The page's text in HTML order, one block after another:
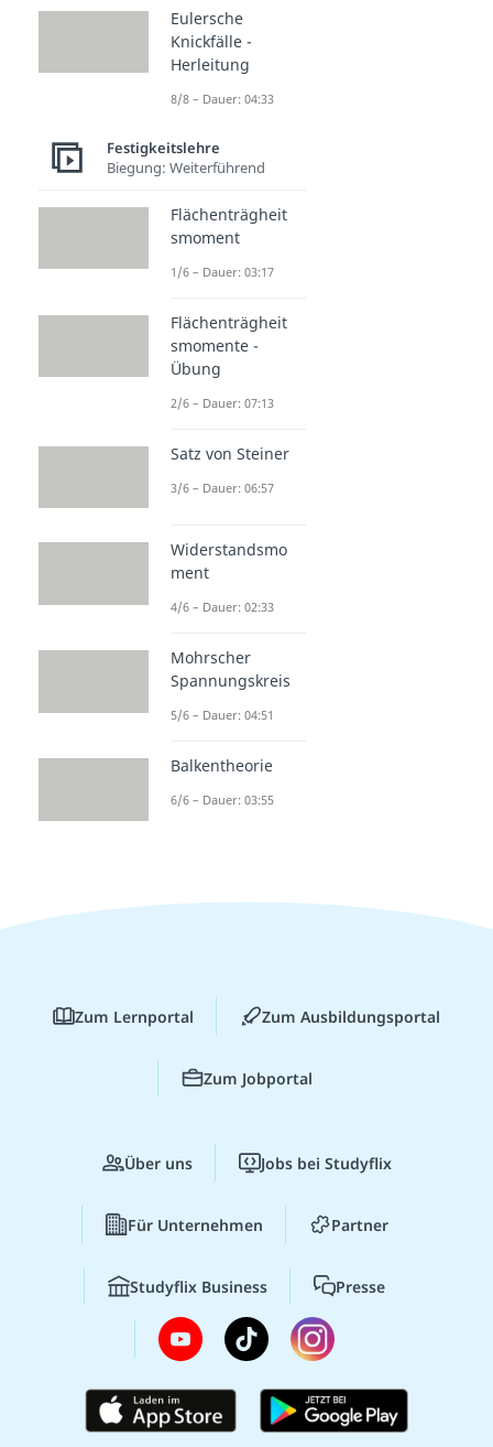
Eulersche
Knickfälle -
Herleitung
8/8 – Dauer: 04:33
Festigkeitslehre
Biegung: Weiterführend
Flächenträgheit
smoment
1/6 – Dauer: 03:17
Flächenträgheit
smomente -
Übung
2/6 – Dauer: 07:13
Satz von Steiner
3/6 – Dauer: 06:57
Widerstandsmo
ment
4/6 – Dauer: 02:33
Mohrscher
Spannungskreis
5/6 – Dauer: 04:51
Balkentheorie
6/6 – Dauer: 03:55
Zum Lernportal Zum Ausbildungsportal
Zum Jobportal
Über uns Jobs bei Studyflix
Für Unternehmen Partner
Studyflix Business Presse